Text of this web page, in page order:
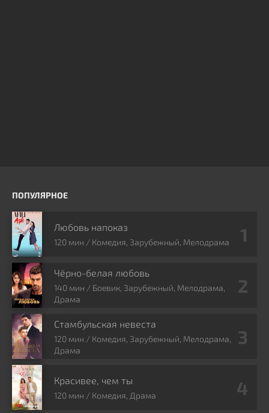
ПОПУЛЯРНОЕ
Любовь напоказ
120 мин / Комедия, Зарубежный, Мелодрама
Чёрно-белая любовь
140 мин / Боевик, Зарубежный, Мелодрама,
Драма
Стамбульская невеста
120 мин / Комедия, Зарубежный, Мелодрама,
Драма
Красивее, чем ты
120 мин / Комедия, Драма